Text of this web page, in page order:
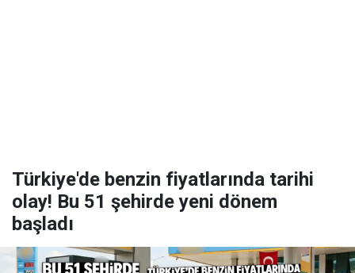
Türkiye'de benzin fiyatlarında tarihi
olay! Bu 51 şehirde yeni dönem
başladı